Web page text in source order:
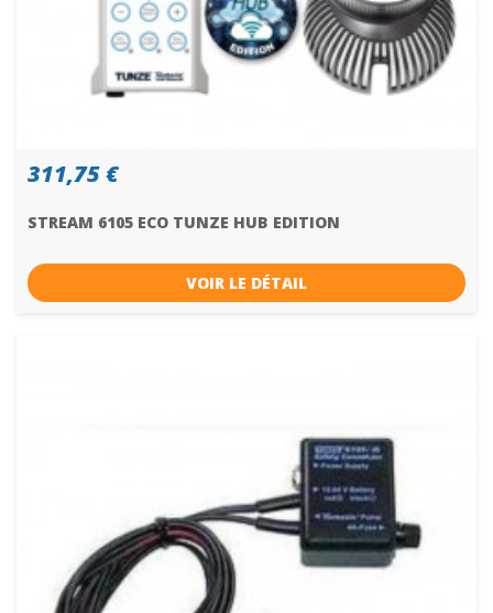
311,75 €
STREAM 6105 ECO TUNZE HUB EDITION
VOIR LE DÉTAIL